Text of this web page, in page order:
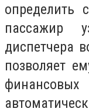
определить
пассажир
диспетчера
позволяет
финансовых